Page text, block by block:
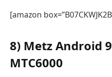
[amazon
8) Metz Android
MTC6000